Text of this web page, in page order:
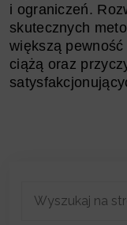
i ograniczeń.
skutecznych
większą
ciążą oraz